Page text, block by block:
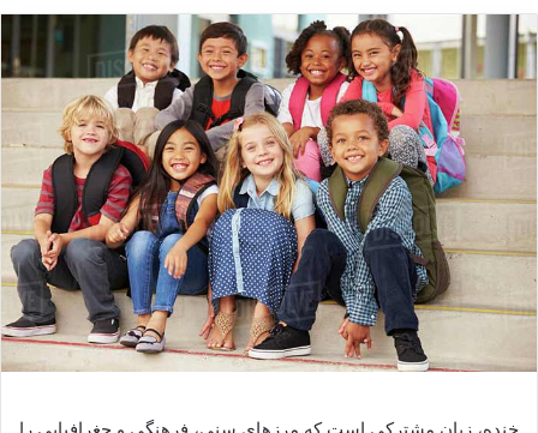
خنده، زبان مشترکی است که مرزهای سنی، فرهنگی و جغرافیایی را